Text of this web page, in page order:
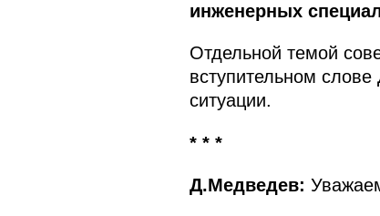
инженерных
Отдельной темой
вступительном
ситуации.
* * *
Д.Медведев: